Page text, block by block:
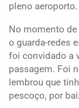
pleno aeroporto.
No momento
o guarda-redes
foi convidado a
passagem. Foi
lembrou que
pescoço, por